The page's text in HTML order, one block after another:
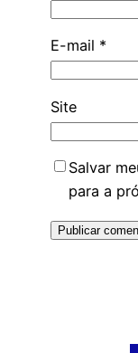
E-mail *
Site
Salvar
para a